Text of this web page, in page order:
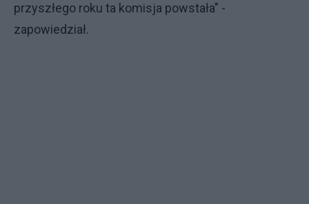
przyszłego roku ta komisja powstała" -
zapowiedział.